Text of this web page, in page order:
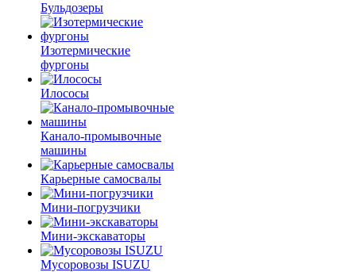
Бульдозеры
Изотермические
фургоны
Илососы
Канало-промывочные
машины
Карьерные самосвалы
Мини-погрузчики
Мини-экскаваторы
Мусоровозы ISUZU